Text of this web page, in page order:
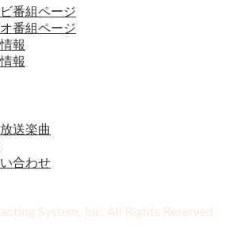
番組ページ
番組ページ
報
報
送楽曲
合わせ
System, Inc. All Rights Reserved.